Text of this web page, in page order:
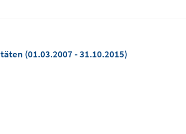
(01.03.2007 - 31.10.2015)